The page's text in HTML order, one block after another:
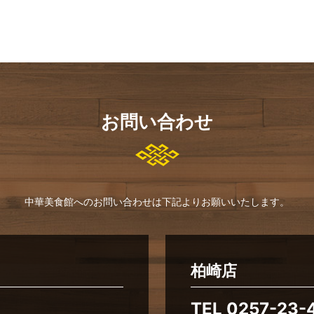
お問い合わせ
中華美食館へのお問い合わせは下記よりお願いいたします。
柏崎店
TEL 0257-23-